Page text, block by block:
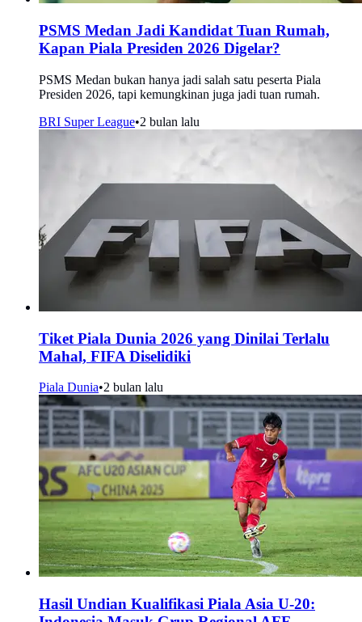
PSMS Medan Jadi Kandidat Tuan Rumah,
Kapan Piala Presiden 2026 Digelar?
PSMS Medan bukan hanya jadi salah satu peserta Piala
Presiden 2026, tapi kemungkinan juga jadi tuan rumah.
BRI Super League•2 bulan lalu
Tiket Piala Dunia 2026 yang Dinilai Terlalu
Mahal, FIFA Diselidiki
Piala Dunia•2 bulan lalu
Hasil Undian Kualifikasi Piala Asia U-20: